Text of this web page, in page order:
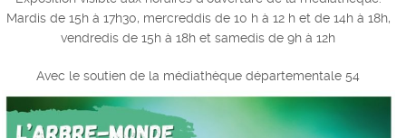
Mardis de 15h à 17h30, mercreddis de 10 h à 12 h et de 14h à 18h,
vendredis de 15h à 18h et samedis de 9h à 12h
Avec le soutien de la médiathèque départementale 54